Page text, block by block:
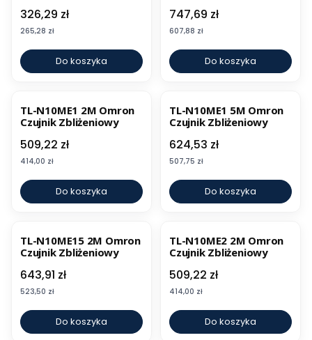
Cena
326,29 zł
Cena
265,28 zł
Do koszyka
Cena
747,69 zł
Cena
607,88 zł
Do koszyka
TL-N10ME1 2M Omron
Czujnik Zbliżeniowy
Cena
509,22 zł
Cena
414,00 zł
Do koszyka
TL-N10ME1 5M Omron
Czujnik Zbliżeniowy
Cena
624,53 zł
Cena
507,75 zł
Do koszyka
TL-N10ME15 2M Omron
Czujnik Zbliżeniowy
Cena
643,91 zł
Cena
523,50 zł
Do koszyka
TL-N10ME2 2M Omron
Czujnik Zbliżeniowy
Cena
509,22 zł
Cena
414,00 zł
Do koszyka